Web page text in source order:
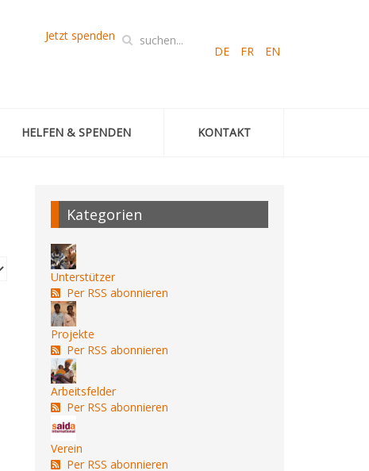
DE FR EN
Jetzt spenden
HELFEN & SPENDEN KONTAKT
Kategorien
Unterstützer
Per RSS abonnieren
Projekte
Per RSS abonnieren
Arbeitsfelder
Per RSS abonnieren
Verein
Per RSS abonnieren